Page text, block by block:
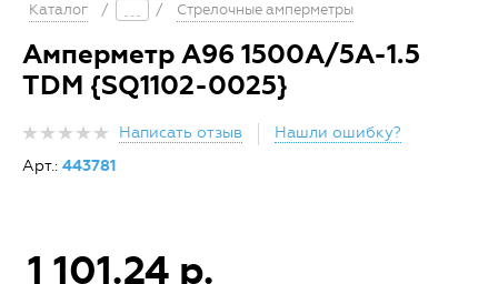
Каталог / / Стрелочные амперметры
Амперметр А96 1500А/5А-1.5
TDM {SQ1102-0025}
Написать отзыв
Нашли ошибку?
Арт.: 443781
1 101.24 р.